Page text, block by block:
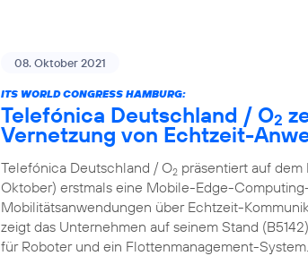
08. Oktober 2021
ITS WORLD CONGRESS HAMBURG:
Telefónica Deutschland / O2
Vernetzung von Echtzeit-
Telefónica Deutschland / O2 präsentiert auf dem
Oktober) erstmals eine Mobile-Edge-
Mobilitätsanwendungen über Echtzeit-
zeigt das Unternehmen auf seinem Stand
für Roboter und ein Flottenmanagement-System.